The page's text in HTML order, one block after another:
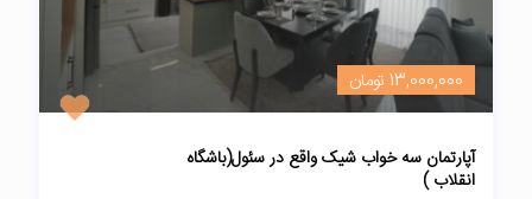
13,000,000 تومان
آپارتمان سه خواب شیک واقع در سئول(باشگاه
انقلاب )